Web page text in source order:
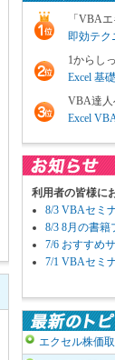
「VBA
即効テク
1からし
Excel 基礎
VBA達人
Excel
利用者の皆様に
8/3 VBAセミ
8/3 8月の書籍
7/6 おすすめ
7/1 VBAセミ
エクセル株価